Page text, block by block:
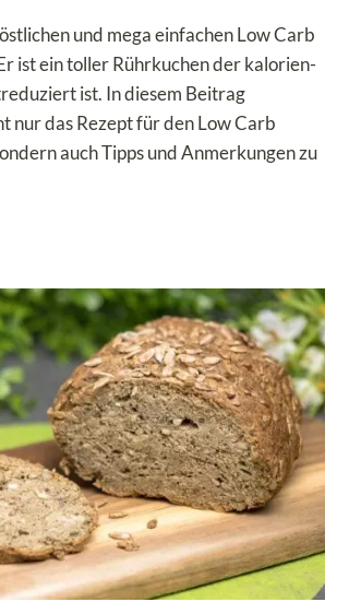
und mega einfachen Low Carb
ist ein toller Rührkuchen der kalorien-
ist. In diesem Beitrag
nur das Rezept für den Low Carb
auch Tipps und Anmerkungen zu